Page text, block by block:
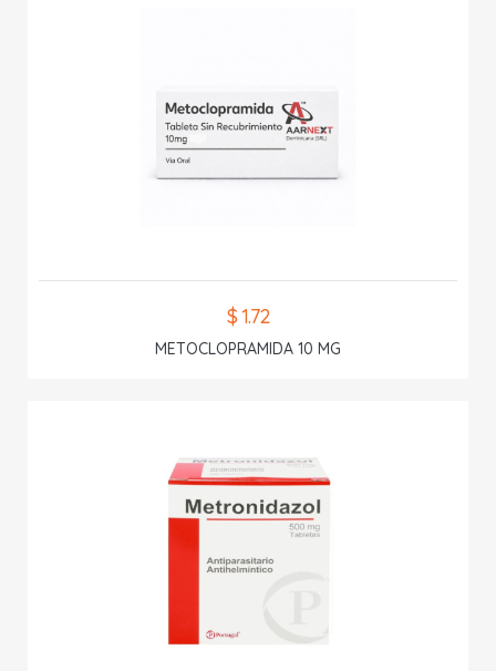
$ 1.72
METOCLOPRAMIDA 10 MG